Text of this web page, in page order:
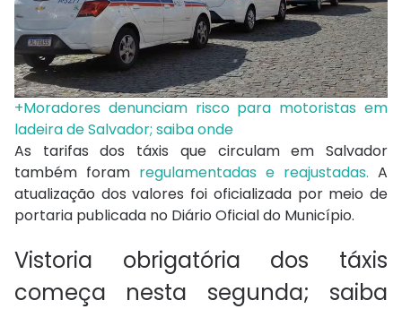
+Moradores denunciam risco para motoristas em
ladeira de Salvador; saiba onde
As tarifas dos táxis que circulam em Salvador
também foram regulamentadas e reajustadas. A
atualização dos valores foi oficializada por meio de
portaria publicada no Diário Oficial do Município.
Vistoria obrigatória dos táxis
começa nesta segunda; saiba